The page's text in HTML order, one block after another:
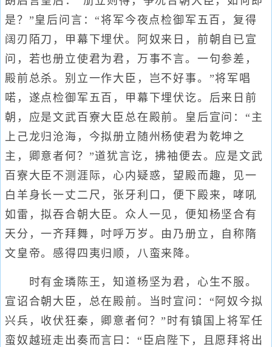
是？”皇后问言：“将军今夜点检御军五百，复得
阔刃陌刀，甲幕下埋伏。阿奴来日，前朝自已宣
问，若也册立使君为君，万事不言。一句参差，
殿前总杀。别立一作大臣，岂不好事。”将军唱
喏，遂点检御军五百，甲幕下埋伏讫。后来日前
朝，应是文武百寮大臣总在殿前。皇后宣问：“主
上己龙归沧海，今拟册立随州杨使君为乾坤之
主，卿意者何？”道犹言讫，拂袖便去。应是文武
百寮大臣不测涯际，心内疑惑，望殿而趣，见一
白羊身长一丈二尺，张牙利口，便下殿来，哮吼
如雷，拟吞合朝大臣。众人一见，便知杨坚合有
天分，一齐拜舞，吋呼万岁。由乃册立，自称隋
文皇帝。感得四夷归顺，八蛮来降。
时有金璘陈王，知道杨坚为君，心生不服。
宣诏合朝大臣，总在殿前。当时宣问：“阿奴今拟
兴兵，收伏狂秦，卿意者何？”时有镇国上将军任
蛮奴越班走出奏而言曰：“臣启陛下，且愿拜将出